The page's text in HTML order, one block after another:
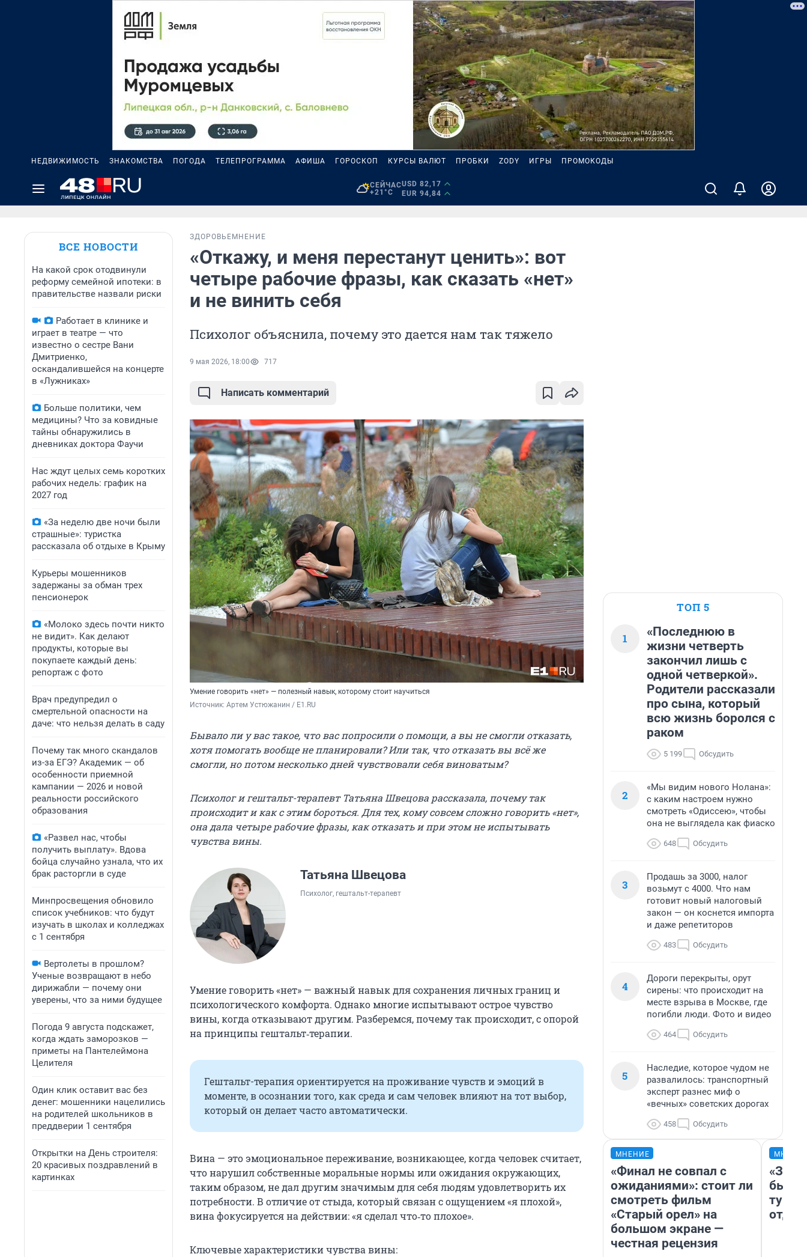
НЕДВИЖИМОСТЬ ЗНАКОМСТВА ПОГОДА ТЕЛЕПРОГРАММА АФИША ГОРОСКОП КУРСЫ ВАЛЮТ ПРОБКИ ZODY ИГРЫ ПРОМОКОДЫ
СЕЙЧАС
+21°C
USD 82,17
EUR 94,84
ВСЕ НОВОСТИ
На какой срок отодвинули
реформу семейной ипотеки: в
правительстве назвали риски
Работает в клинике и
играет в театре — что
известно о сестре Вани
Дмитриенко,
оскандалившейся на концерте
в «Лужниках»
Больше политики, чем
медицины? Что за ковидные
тайны обнаружились в
дневниках доктора Фаучи
Нас ждут целых семь коротких
рабочих недель: график на
2027 год
«За неделю две ночи были
страшные»: туристка
рассказала об отдыхе в Крыму
Курьеры мошенников
задержаны за обман трех
пенсионерок
«Молоко здесь почти никто
не видит». Как делают
продукты, которые вы
покупаете каждый день:
репортаж с фото
Врач предупредил о
смертельной опасности на
даче: что нельзя делать в саду
Почему так много скандалов
из-за ЕГЭ? Академик — об
особенности приемной
кампании — 2026 и новой
реальности российского
образования
«Развел нас, чтобы
получить выплату». Вдова
бойца случайно узнала, что их
брак расторгли в суде
Минпросвещения обновило
список учебников: что будут
изучать в школах и колледжах
с 1 сентября
Вертолеты в прошлом?
Ученые возвращают в небо
дирижабли — почему они
уверены, что за ними будущее
Погода 9 августа подскажет,
когда ждать заморозков —
приметы на Пантелеймона
Целителя
Один клик оставит вас без
денег: мошенники нацелились
на родителей школьников в
преддверии 1 сентября
Открытки на День строителя:
20 красивых поздравлений в
картинках
ЗДОРОВЬЕ МНЕНИЕ
«Откажу, и меня перестанут ценить»: вот
четыре рабочие фразы, как сказать «нет»
и не винить себя
Психолог объяснила, почему это дается нам так тяжело
9 мая 2026, 18:00 717
Написать комментарий
Умение говорить «нет» — полезный навык, которому стоит научиться
Источник: Артем Устюжанин / E1.RU
Бывало ли у вас такое, что вас попросили о помощи, а вы не смогли отказать,
хотя помогать вообще не планировали? Или так, что отказать вы всё же
смогли, но потом несколько дней чувствовали себя виноватым?
Психолог и гештальт-терапевт Татьяна Швецова рассказала, почему так
происходит и как с этим бороться. Для тех, кому совсем сложно говорить «нет»,
она дала четыре рабочие фразы, как отказать и при этом не испытывать
чувства вины.
Татьяна Швецова
Психолог, гештальт-терапевт
Умение говорить «нет» — важный навык для сохранения личных границ и
психологического комфорта. Однако многие испытывают острое чувство
вины, когда отказывают другим. Разберемся, почему так происходит, с опорой
на принципы гештальт‑терапии.
Гештальт-терапия ориентируется на проживание чувств и эмоций в
моменте, в осознании того, как среда и сам человек влияют на тот выбор,
который он делает часто автоматически.
Вина — это эмоциональное переживание, возникающее, когда человек считает,
что нарушил собственные моральные нормы или ожидания окружающих,
таким образом, не дал другим значимым для себя людям удовлетворить их
потребности. В отличие от стыда, который связан с ощущением «я плохой»,
вина фокусируется на действии: «я сделал что‑то плохое».
Ключевые характеристики чувства вины:
ТОП 5
1
«Последнюю в
жизни четверть
закончил лишь с
одной четверкой».
Родители рассказали
про сына, который
всю жизнь боролся с
раком
5 199 Обсудить
2
«Мы видим нового Нолана»:
с каким настроем нужно
смотреть «Одиссею», чтобы
она не выглядела как фиаско
648 Обсудить
3
Продашь за 3000, налог
возьмут с 4000. Что нам
готовит новый налоговый
закон — он коснется импорта
и даже репетиторов
483 Обсудить
4
Дороги перекрыты, орут
сирены: что происходит на
месте взрыва в Москве, где
погибли люди. Фото и видео
464 Обсудить
5
Наследие, которое чудом не
развалилось: транспортный
эксперт разнес миф о
«вечных» советских дорогах
458 Обсудить
МНЕНИЕ
«Финал не совпал с
ожиданиями»: стоит ли
смотреть фильм
«Старый орел» на
большом экране —
честная рецензия
«За
были